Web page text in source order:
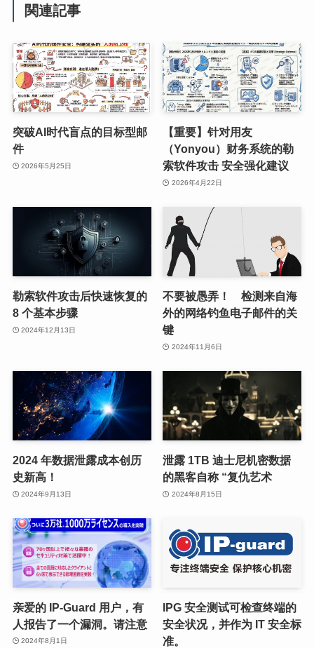
関連記事
突破AI时代盲点的目标型邮
件
2026年5月25日
【重要】针对用友
（Yonyou）财务系统的勒
索软件攻击 安全强化建议
2026年4月22日
勒索软件攻击后快速恢复的
8 个基本步骤
2024年12月13日
不要被愚弄！ 检测来自海
外的网络钓鱼电子邮件的关
键
2024年11月6日
2024 年数据泄露成本创历
史新高！
2024年9月13日
泄露 1TB 迪士尼机密数据
的黑客自称 “复仇艺术
2024年8月15日
亲爱的 IP-Guard 用户，有
人报告了一个漏洞。请注意
2024年8月1日
IPG 安全测试可检查终端的
安全状况，并作为 IT 安全标
准。